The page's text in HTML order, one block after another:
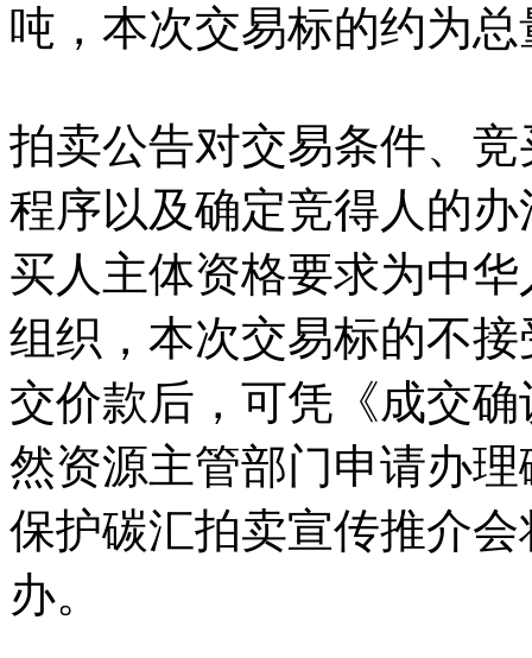
吨，本次交易标的约为
拍卖公告对交易条件、
程序以及确定竞得人的
买人主体资格要求为中
组织，本次交易标的不
交价款后，可凭《成交
然资源主管部门申请办
保护碳汇拍卖宣传推介
办。